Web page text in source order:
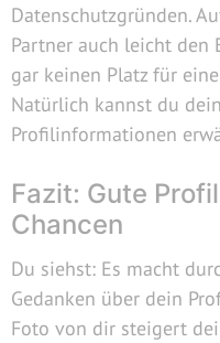
Datenschutzgründen.
Partner auch leicht den
gar keinen Platz für
Natürlich kannst du
Profilinformationen
Fazit: Gute
Chancen
Du siehst: Es macht
Gedanken über dein
Foto von dir steigert